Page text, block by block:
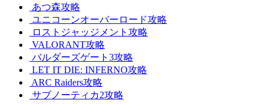
あつ森攻略
ユニコーンオーバーロード攻略
ロストジャッジメント攻略
VALORANT攻略
バルダーズゲート3攻略
LET IT DIE: INFERNO攻略
ARC Raiders攻略
サブノーティカ2攻略